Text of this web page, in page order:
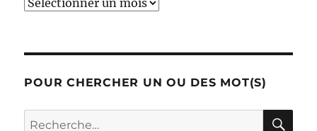
POUR CHERCHER UN OU DES MOT(S)
Recherche